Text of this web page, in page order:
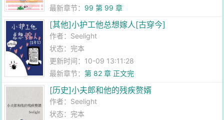
最新章节： 99 第 99 章
[其他]小护工他总想嫁人[古穿今]
作者： Seelight
状态：完本
更新时间：10-09 13:11:28
最新章节：第 82 章 正文完
[历史]小夫郎和他的残疾赘婿
作者： Seelight
状态：完本